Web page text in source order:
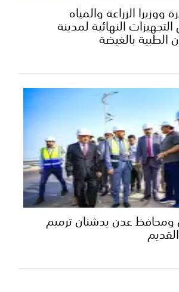
الزراعة والمياه
النهائية لمدينة
بالغيضة
ومحافظ عدن يدشنان ترميم